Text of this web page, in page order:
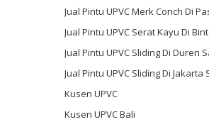
Jual Pintu UPVC Merk Conch Di
Jual Pintu UPVC Serat Kayu Di
Jual Pintu UPVC Sliding Di Duren
Jual Pintu UPVC Sliding Di Jakarta
Kusen UPVC
Kusen UPVC Bali